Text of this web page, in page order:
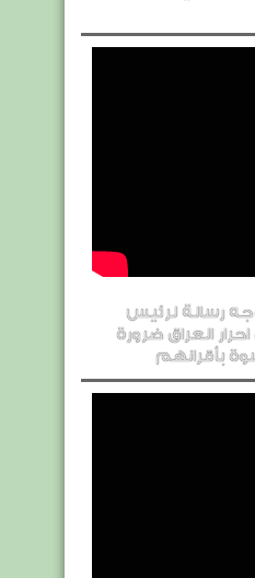
رسالة لرئيس
العراق ضرورة
بأقرانهم